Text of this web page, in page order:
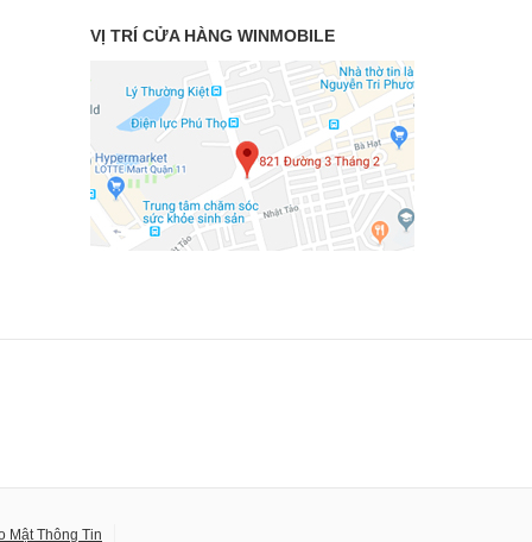
VỊ TRÍ CỬA HÀNG WINMOBILE
Mật Thông Tin